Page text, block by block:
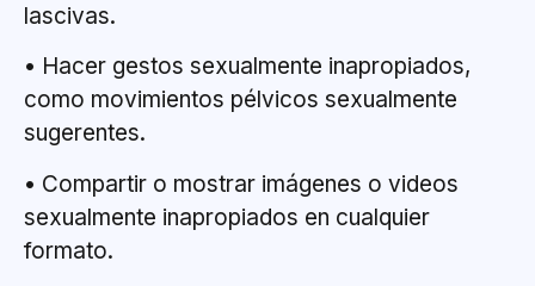
lascivas.
• Hacer gestos sexualmente inapropiados,
como movimientos pélvicos sexualmente
sugerentes.
• Compartir o mostrar imágenes o videos
sexualmente inapropiados en cualquier
formato.